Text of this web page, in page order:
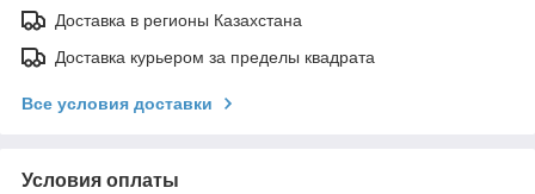
Доставка в регионы Казахстана
Доставка курьером за пределы квадрата
Все условия доставки
Условия оплаты